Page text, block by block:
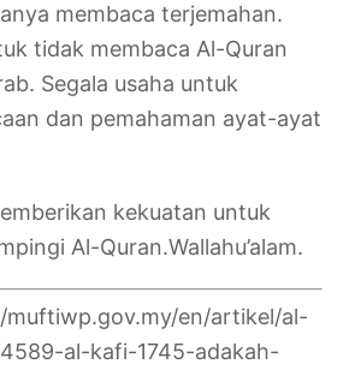
membaca terjemahan.
tidak membaca Al-Quran
Segala usaha untuk
dan pemahaman ayat-ayat
kekuatan untuk
Al-Quran.Wallahu’alam.
muftiwp.gov.my/en/artikel/al-
al-kafi-1745-adakah-